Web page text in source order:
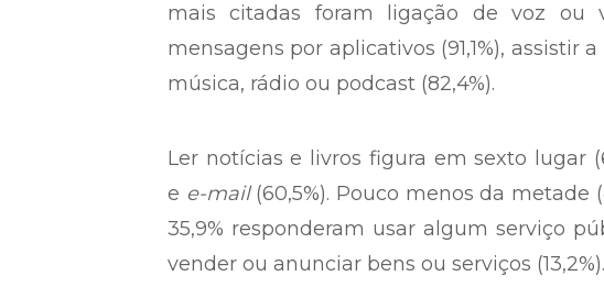
mais citadas foram ligação de voz ou
mensagens por aplicativos (91,1%), assistir
música, rádio ou podcast (82,4%).
Ler notícias e livros figura em sexto lugar
e e-mail(60,5%). Pouco menos da metade
35,9% responderam usar algum serviço
vender ou anunciar bens ou serviços (13,2%).